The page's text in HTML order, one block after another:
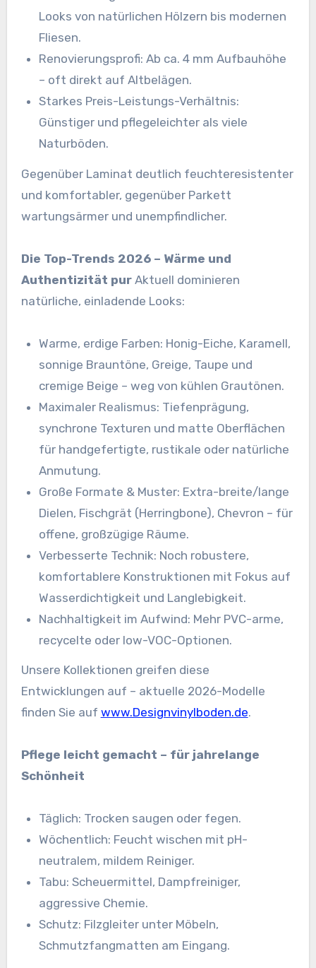
Looks von natürlichen Hölzern bis modernen
Fliesen.
Renovierungsprofi: Ab ca. 4 mm Aufbauhöhe
– oft direkt auf Altbelägen.
Starkes Preis-Leistungs-Verhältnis:
Günstiger und pflegeleichter als viele
Naturböden.
Gegenüber Laminat deutlich feuchteresistenter
und komfortabler, gegenüber Parkett
wartungsärmer und unempfindlicher.
Die Top-Trends 2026 – Wärme und
Authentizität purAktuell dominieren
natürliche, einladende Looks:
Warme, erdige Farben: Honig-Eiche, Karamell,
sonnige Brauntöne, Greige, Taupe und
cremige Beige – weg von kühlen Grautönen.
Maximaler Realismus: Tiefenprägung,
synchrone Texturen und matte Oberflächen
für handgefertigte, rustikale oder natürliche
Anmutung.
Große Formate & Muster: Extra-breite/lange
Dielen, Fischgrät (Herringbone), Chevron – für
offene, großzügige Räume.
Verbesserte Technik: Noch robustere,
komfortablere Konstruktionen mit Fokus auf
Wasserdichtigkeit und Langlebigkeit.
Nachhaltigkeit im Aufwind: Mehr PVC-arme,
recycelte oder low-VOC-Optionen.
Unsere Kollektionen greifen diese
Entwicklungen auf – aktuelle 2026-Modelle
finden Sie auf www.Designvinylboden.de.
Pflege leicht gemacht – für jahrelange
Schönheit
Täglich: Trocken saugen oder fegen.
Wöchentlich: Feucht wischen mit pH-
neutralem, mildem Reiniger.
Tabu: Scheuermittel, Dampfreiniger,
aggressive Chemie.
Schutz: Filzgleiter unter Möbeln,
Schmutzfangmatten am Eingang.